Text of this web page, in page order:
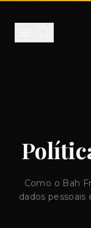
Como o Bah
dados